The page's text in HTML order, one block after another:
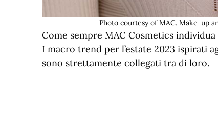
Photo courtesy of MAC. Make-up
Come sempre MAC Cosmetics
I macro trend per l’estate 2023 ispirati
sono strettamente collegati tra di loro.